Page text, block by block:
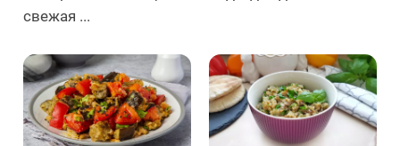
свежая ...